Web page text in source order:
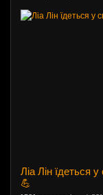
Ліа Лін їдеться
💪